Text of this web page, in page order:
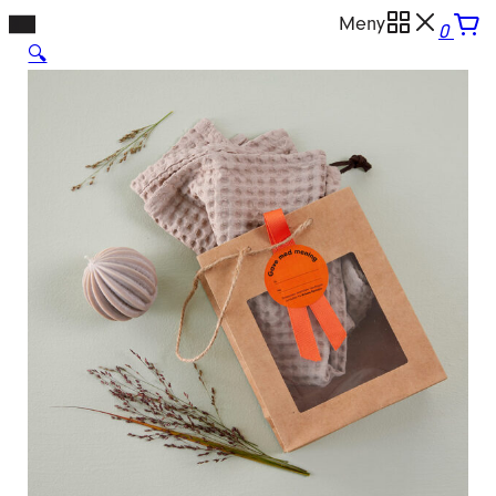
Hopp
Meny
0
🔍